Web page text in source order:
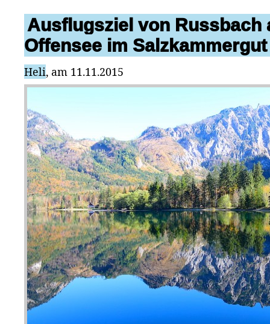
Ausflugsziel von Russbach
Offensee im Salzkammergut
Heli, am 11.11.2015